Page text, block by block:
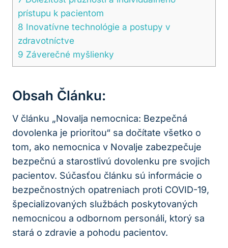
prístupu k pacientom
8 Inovatívne technológie a postupy v
zdravotníctve
9 Záverečné myšlienky
Obsah Článku:
V článku „Novalja nemocnica: Bezpečná
dovolenka je prioritou“ sa dočítate všetko o
tom, ako nemocnica v Novalje zabezpečuje
bezpečnú a starostlivú dovolenku pre svojich
pacientov. Súčasťou článku sú informácie o
bezpečnostných opatreniach proti COVID-19,
špecializovaných službách poskytovaných
nemocnicou a odbornom personáli, ktorý sa
stará o zdravie a pohodu pacientov.